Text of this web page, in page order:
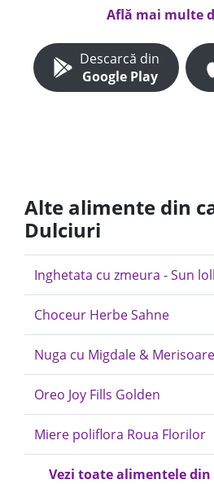
Află mai multe
Descarcă din
Google Play
Alte alimente din
Dulciuri
Inghetata cu zmeura - Sun
Choceur Herbe Sahne
Nuga cu Migdale &
Oreo Joy Fills Golden
Miere poliflora Roua Florilor
Vezi toate alimentele